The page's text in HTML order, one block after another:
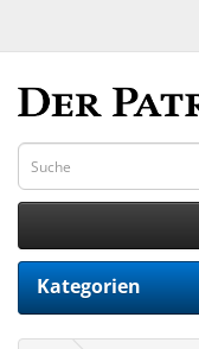
Kategorien